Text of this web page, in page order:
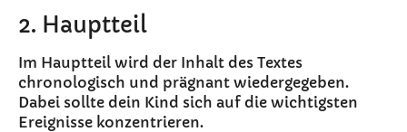
2. Hauptteil
Im Hauptteil wird der Inhalt des Textes
chronologisch und prägnant wiedergegeben.
Dabei sollte dein Kind sich auf die wichtigsten
Ereignisse konzentrieren.